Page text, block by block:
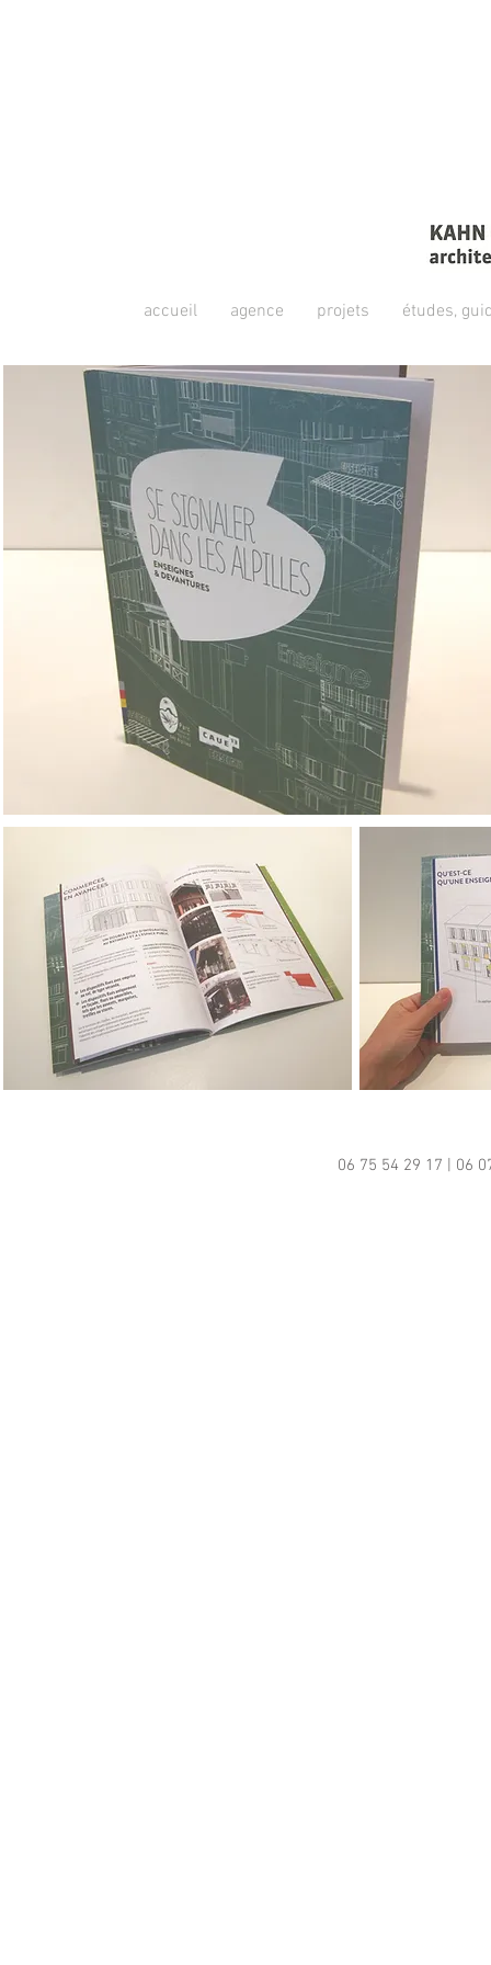
accueil agence projets études,
06 75 54 29 17 | 06